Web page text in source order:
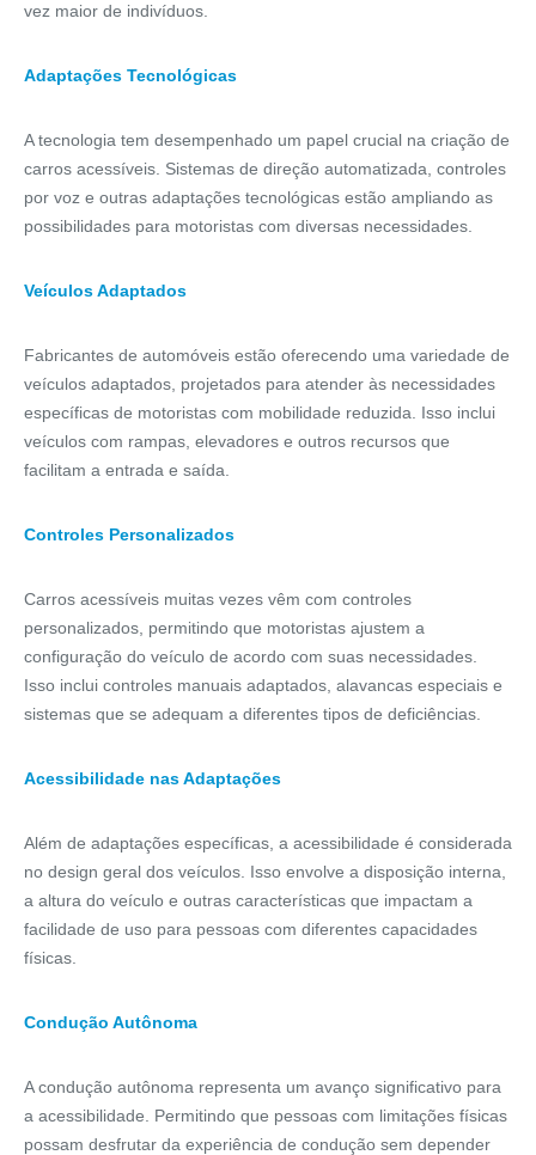
vez maior de indivíduos.
Adaptações Tecnológicas
A tecnologia tem desempenhado um papel crucial na criação de
carros acessíveis. Sistemas de direção automatizada, controles
por voz e outras adaptações tecnológicas estão ampliando as
possibilidades para motoristas com diversas necessidades.
Veículos Adaptados
Fabricantes de automóveis estão oferecendo uma variedade de
veículos adaptados, projetados para atender às necessidades
específicas de motoristas com mobilidade reduzida. Isso inclui
veículos com rampas, elevadores e outros recursos que
facilitam a entrada e saída.
Controles Personalizados
Carros acessíveis muitas vezes vêm com controles
personalizados, permitindo que motoristas ajustem a
configuração do veículo de acordo com suas necessidades.
Isso inclui controles manuais adaptados, alavancas especiais e
sistemas que se adequam a diferentes tipos de deficiências.
Acessibilidade nas Adaptações
Além de adaptações específicas, a acessibilidade é considerada
no design geral dos veículos. Isso envolve a disposição interna,
a altura do veículo e outras características que impactam a
facilidade de uso para pessoas com diferentes capacidades
físicas.
Condução Autônoma
A condução autônoma representa um avanço significativo para
a acessibilidade. Permitindo que pessoas com limitações físicas
possam desfrutar da experiência de condução sem depender